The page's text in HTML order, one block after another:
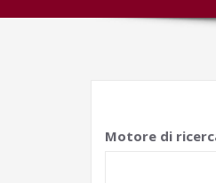
Motore di